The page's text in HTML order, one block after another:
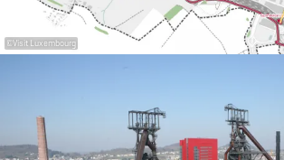
©Visit Luxembourg